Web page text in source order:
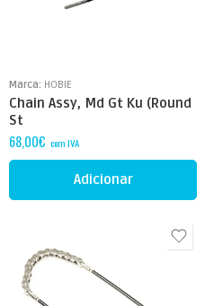
Marca: HOBIE
Chain Assy, Md Gt Ku (Round
St
68,00€ com IVA
Adicionar